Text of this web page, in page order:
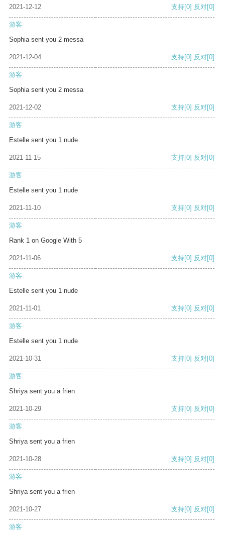
2021-12-12 支持[0] 反对[0]
游客
Sophia sent you 2 messa
2021-12-04 支持[0] 反对[0]
游客
Sophia sent you 2 messa
2021-12-02 支持[0] 反对[0]
游客
Estelle sent you 1 nude
2021-11-15 支持[0] 反对[0]
游客
Estelle sent you 1 nude
2021-11-10 支持[0] 反对[0]
游客
Rank 1 on Google With 5
2021-11-06 支持[0] 反对[0]
游客
Estelle sent you 1 nude
2021-11-01 支持[0] 反对[0]
游客
Estelle sent you 1 nude
2021-10-31 支持[0] 反对[0]
游客
Shriya sent you a frien
2021-10-29 支持[0] 反对[0]
游客
Shriya sent you a frien
2021-10-28 支持[0] 反对[0]
游客
Shriya sent you a frien
2021-10-27 支持[0] 反对[0]
游客